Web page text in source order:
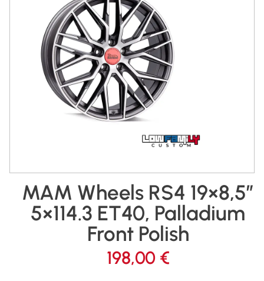
MAM Wheels RS4 19×8,5″
5×114.3 ET40, Palladium
Front Polish
198,00 €